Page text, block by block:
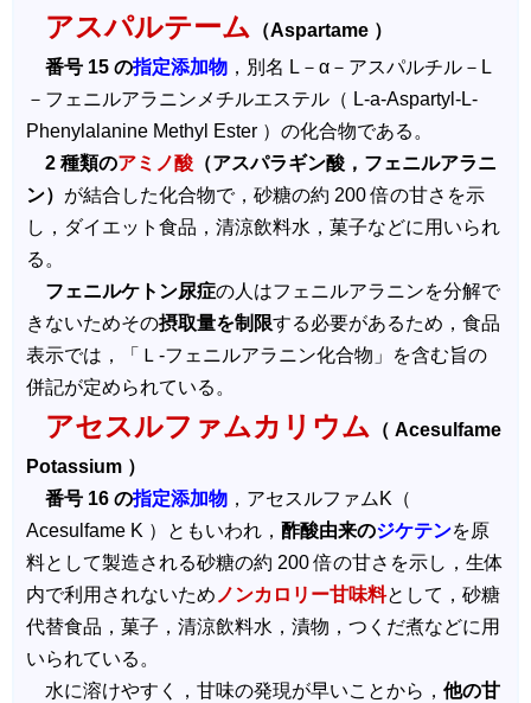
アスパルテーム （Aspartame ）
番号 15 の指定添加物 ，別名 L－α－アスパルチル－L
－フェニルアラニンメチルエステル（ L-a-Aspartyl-L-
Phenylalanine Methyl Ester ）の化合物である。
2 種類のアミノ酸 （アスパラギン酸，フェニルアラニ
ン） が結合した化合物で，砂糖の約 200 倍の甘さを示
し，ダイエット食品，清涼飲料水，菓子などに用いられ
る。
フェニルケトン尿症の人はフェニルアラニンを分解で
きないためその摂取量を制限する必要があるため，食品
表示では，「Ｌ-フェニルアラニン化合物」を含む旨の
併記が定められている。
アセスルファムカリウム （ Acesulfame
Potassium ）
番号 16 の指定添加物 ，アセスルファムK（
Acesulfame K ）ともいわれ， 酢酸由来のジケテンを原
料として製造される砂糖の約 200 倍の甘さを示し，生体
内で利用されないためノンカロリー甘味料として，砂糖
代替食品，菓子，清涼飲料水，漬物，つくだ煮などに用
いられている。
水に溶けやすく，甘味の発現が早いことから， 他の甘